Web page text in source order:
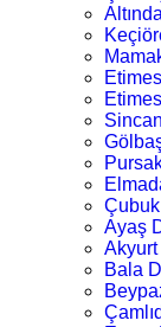
Ayaş
Akyurt
Bala